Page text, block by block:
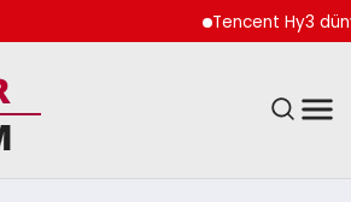
Tencent Hy3